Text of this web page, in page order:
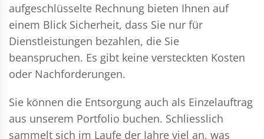
aufgeschlüsselte Rechnung bieten Ihnen auf
einem Blick Sicherheit, dass Sie nur für
Dienstleistungen bezahlen, die Sie
beanspruchen. Es gibt keine versteckten Kosten
oder Nachforderungen.
Sie können die Entsorgung auch als Einzelauftrag
aus unserem Portfolio buchen. Schliesslich
sammelt sich im Laufe der Jahre viel an, was